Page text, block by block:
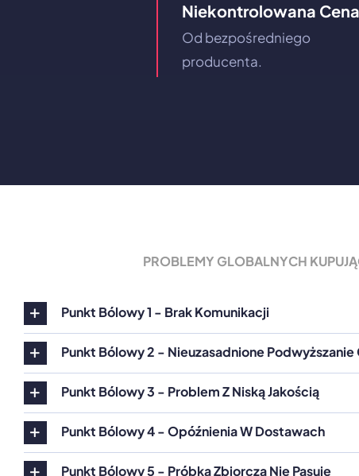
Niekontrolowana Cena
Od bezpośredniego
producenta.
PROBLEMY GLOBALNYCH
Punkt Bólowy 1 - Brak Komunikacji
Punkt Bólowy 2 - Nieuzasadnione Podwyższanie
Punkt Bólowy 3 - Problem Z Niską Jakością
Punkt Bólowy 4 - Opóźnienia W Dostawach
Punkt Bólowy 5 - Próbka Zbiorcza Nie Pasuje